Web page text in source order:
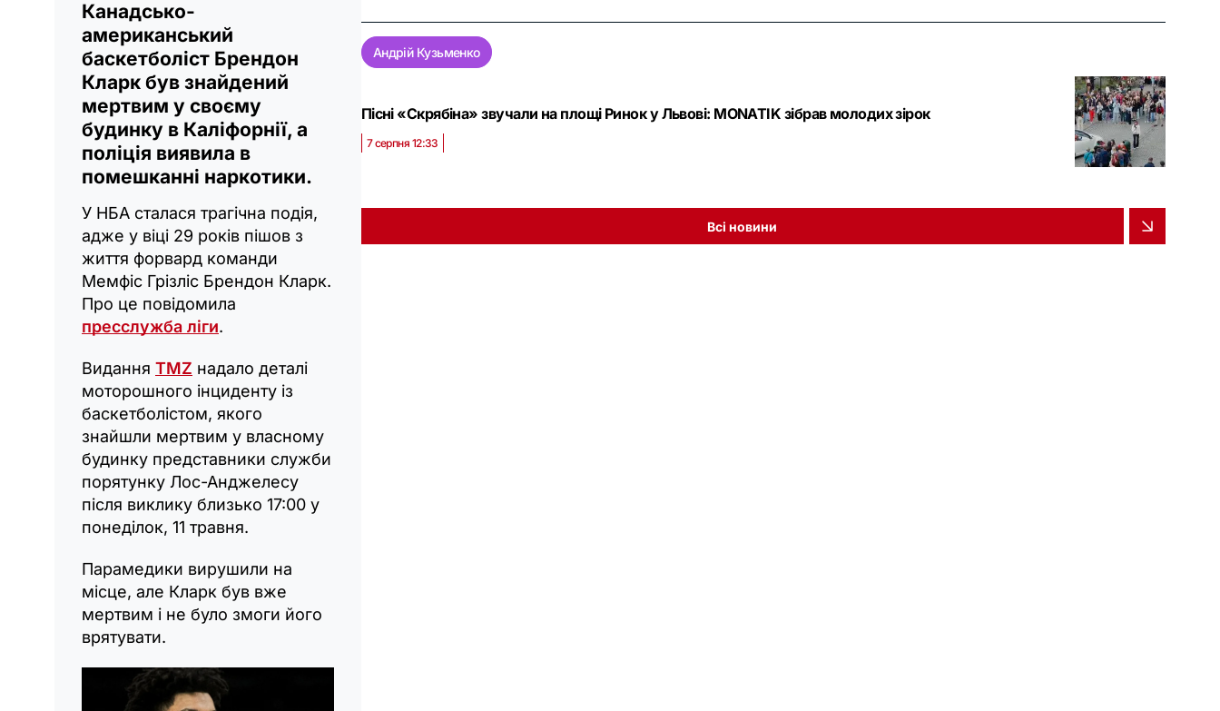
Канадсько-
американський
баскетболіст Брендон
Кларк був знайдений
мертвим у своєму
будинку в Каліфорнії, а
поліція виявила в
помешканні наркотики.
У НБА сталася трагічна подія,
адже у віці 29 років пішов з
життя форвард команди
Мемфіс Грізліс Брендон Кларк.
Про це повідомила
пресслужба ліги.
Видання TMZ надало деталі
моторошного інциденту із
баскетболістом, якого
знайшли мертвим у власному
будинку представники служби
порятунку Лос-Анджелесу
після виклику близько 17:00 у
понеділок, 11 травня.
Парамедики вирушили на
місце, але Кларк був вже
мертвим і не було змоги його
врятувати.
Андрій Кузьменко
Пісні «Скрябіна» звучали на площі Ринок у Львові: MONATIK зібрав молодих зірок
7 серпня 12:33
Всі новини